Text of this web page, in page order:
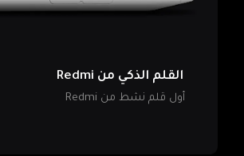
القلم الذكي من Redmi
أول قلم نشط من Redmi